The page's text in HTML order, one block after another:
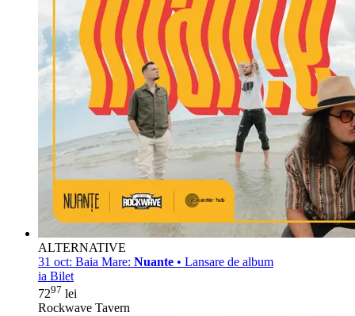
ALTERNATIVE
31 oct: Baia Mare: Nuante • Lansare de album
ia Bilet
7297 lei
Rockwave Tavern